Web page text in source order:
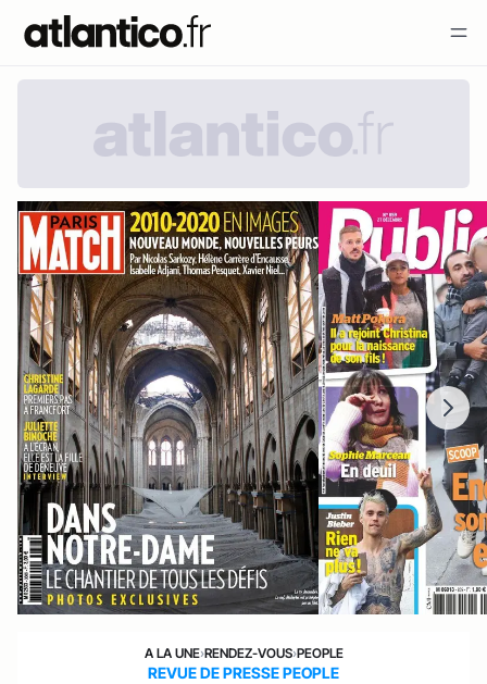
A LA UNE›RENDEZ-VOUS›PEOPLE
REVUE DE PRESSE PEOPLE